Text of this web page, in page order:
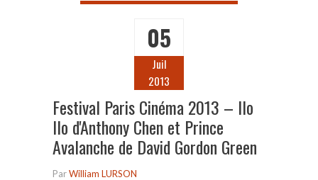
05
Juil
2013
Festival Paris Cinéma 2013 – Ilo
Ilo d'Anthony Chen et Prince
Avalanche de David Gordon Green
ParWilliam LURSON